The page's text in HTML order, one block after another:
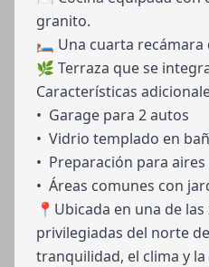
granito.
🛏 Una cuarta recámara
🌿 Terraza que se
Características
•⁠ ⁠Garage para 2 autos
•⁠ ⁠Vidrio templado en
•⁠ ⁠Preparación para
•⁠ ⁠Áreas comunes con
📍Ubicada en una de
privilegiadas del norte
tranquilidad, el clima y